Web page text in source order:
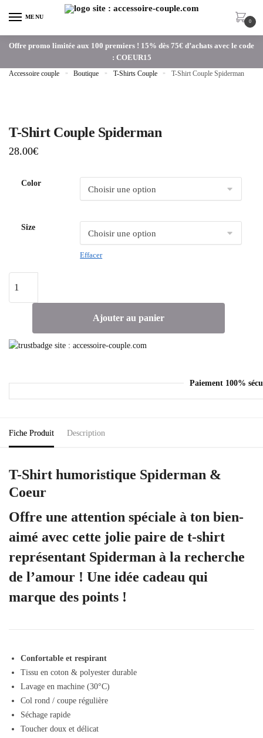
MENU
0
Offre promo limitée aux 100 premiers ! 15% dès 75€ d’achats avec le code
: COEUR15
Accessoire couple » Boutique » T-Shirts Couple » T-Shirt Couple Spiderman
T-Shirt Couple Spiderman
28.00€
Color
Size
Effacer
Ajouter au panier
Paiement 100%
Fiche Produit Description
T-Shirt humoristique Spiderman &
Coeur
Offre une attention spéciale à ton bien-
aimé avec cette jolie paire de t-shirt
représentant Spiderman à la recherche
de l’amour ! Une idée cadeau qui
marque des points !
Confortable et respirant
Tissu en coton & polyester durable
Lavage en machine (30°C)
Col rond / coupe régulière
Séchage rapide
Toucher doux et délicat